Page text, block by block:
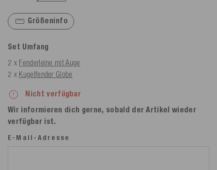
Größeninfo
Set Umfang
2 x Fenderleine mit Auge
2 x Kugelfender Globe
Nicht verfügbar
Wir informieren dich gerne, sobald der Artikel wieder
verfügbar ist.
E-Mail-Adresse